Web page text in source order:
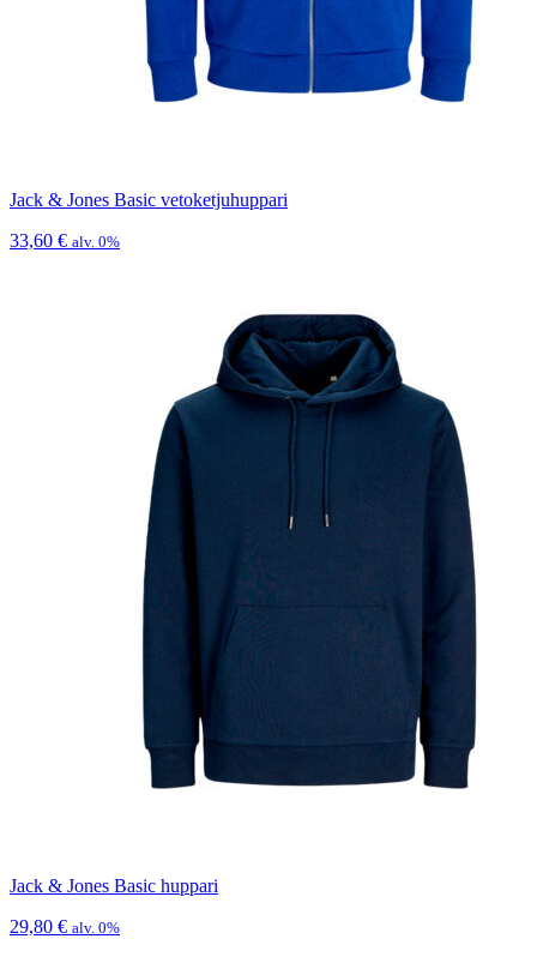
Jack & Jones Basic vetoketjuhuppari
33,60 € alv. 0%
Jack & Jones Basic huppari
29,80 € alv. 0%